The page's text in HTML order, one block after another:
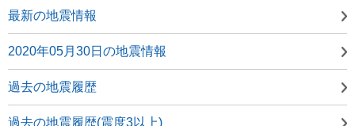
最新の地震情報
2020年05月30日の地震情報
過去の地震履歴
過去の地震履歴(震度3以上)